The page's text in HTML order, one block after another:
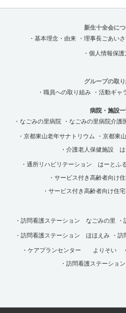
新生十全会に
・基本理念・由来
・理事長ごあい
・個人情報保
グループの取
・職員への取り組み
・活動ギャ
病院・施設
・なごみの里病院
・なごみの里病院介護
・京都東山老年サナトリウム
・京都東
・介護老人保健施設
・通所リハビリテーション はーとふ
・サービス付き高齢者向け
・サービス付き高齢者向け住
・訪問看護ステーション なごみの里
・訪問看護ステーション ほほえみ ・
・ケアプランセンター よりそい
・訪問看護ステーショ